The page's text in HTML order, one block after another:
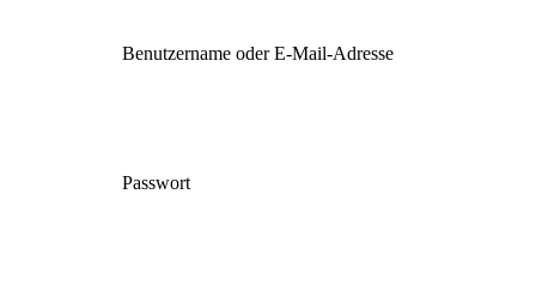
Benutzername oder E-Mail-Adresse
Passwort